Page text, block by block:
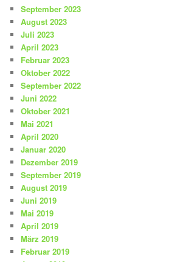
September 2023
August 2023
Juli 2023
April 2023
Februar 2023
Oktober 2022
September 2022
Juni 2022
Oktober 2021
Mai 2021
April 2020
Januar 2020
Dezember 2019
September 2019
August 2019
Juni 2019
Mai 2019
April 2019
März 2019
Februar 2019